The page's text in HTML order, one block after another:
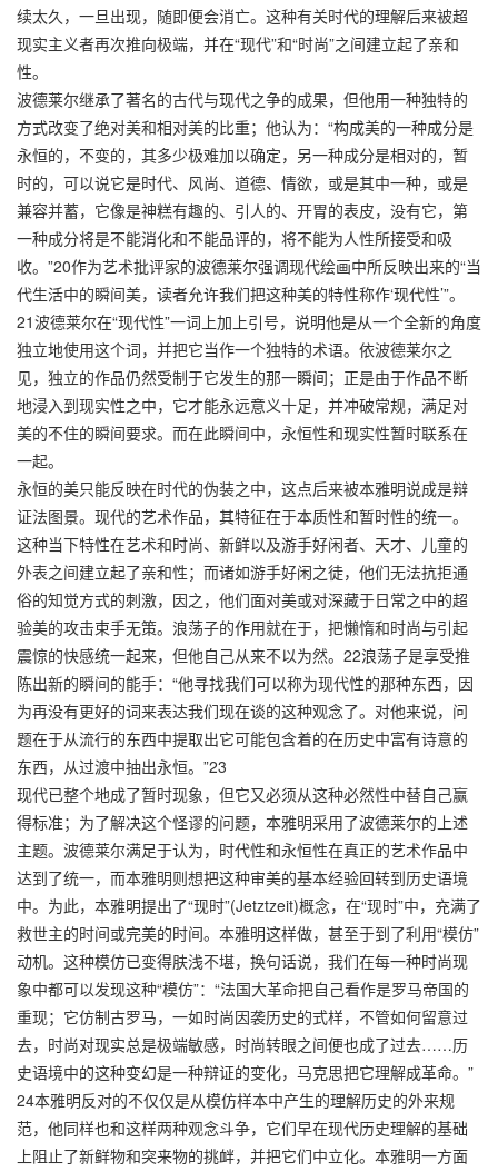
续太久，一旦出现，随即便会消亡。这种有关时代的理解后来被超
现实主义者再次推向极端，并在“现代”和“时尚”之间建立起了亲和
性。
波德莱尔继承了著名的古代与现代之争的成果，但他用一种独特的
方式改变了绝对美和相对美的比重；他认为：“构成美的一种成分是
永恒的，不变的，其多少极难加以确定，另一种成分是相对的，暂
时的，可以说它是时代、风尚、道德、情欲，或是其中一种，或是
兼容并蓄，它像是神糕有趣的、引人的、开胃的表皮，没有它，第
一种成分将是不能消化和不能品评的，将不能为人性所接受和吸
收。”20作为艺术批评家的波德莱尔强调现代绘画中所反映出来的“当
代生活中的瞬间美，读者允许我们把这种美的特性称作‘现代性’”。
21波德莱尔在“现代性”一词上加上引号，说明他是从一个全新的角度
独立地使用这个词，并把它当作一个独特的术语。依波德莱尔之
见，独立的作品仍然受制于它发生的那一瞬间；正是由于作品不断
地浸入到现实性之中，它才能永远意义十足，并冲破常规，满足对
美的不住的瞬间要求。而在此瞬间中，永恒性和现实性暂时联系在
一起。
永恒的美只能反映在时代的伪装之中，这点后来被本雅明说成是辩
证法图景。现代的艺术作品，其特征在于本质性和暂时性的统一。
这种当下特性在艺术和时尚、新鲜以及游手好闲者、天才、儿童的
外表之间建立起了亲和性；而诸如游手好闲之徒，他们无法抗拒通
俗的知觉方式的刺激，因之，他们面对美或对深藏于日常之中的超
验美的攻击束手无策。浪荡子的作用就在于，把懒惰和时尚与引起
震惊的快感统一起来，但他自己从来不以为然。22浪荡子是享受推
陈出新的瞬间的能手：“他寻找我们可以称为现代性的那种东西，因
为再没有更好的词来表达我们现在谈的这种观念了。对他来说，问
题在于从流行的东西中提取出它可能包含着的在历史中富有诗意的
东西，从过渡中抽出永恒。”23
现代已整个地成了暂时现象，但它又必须从这种必然性中替自己赢
得标准；为了解决这个怪谬的问题，本雅明采用了波德莱尔的上述
主题。波德莱尔满足于认为，时代性和永恒性在真正的艺术作品中
达到了统一，而本雅明则想把这种审美的基本经验回转到历史语境
中。为此，本雅明提出了“现时”(Jetztzeit)概念，在“现时”中，充满了
救世主的时间或完美的时间。本雅明这样做，甚至于到了利用“模仿”
动机。这种模仿已变得肤浅不堪，换句话说，我们在每一种时尚现
象中都可以发现这种“模仿”：“法国大革命把自己看作是罗马帝国的
重现；它仿制古罗马，一如时尚因袭历史的式样，不管如何留意过
去，时尚对现实总是极端敏感，时尚转眼之间便也成了过去……历
史语境中的这种变幻是一种辩证的变化，马克思把它理解成革命。”
24本雅明反对的不仅仅是从模仿样本中产生的理解历史的外来规
范，他同样也和这样两种观念斗争，它们早在现代历史理解的基础
上阻止了新鲜物和突来物的挑衅，并把它们中立化。本雅明一方面